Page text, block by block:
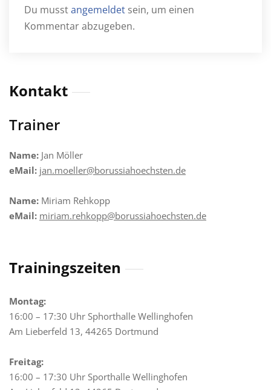
Du musstangemeldet sein, um einen
Kommentar abzugeben.
Kontakt
Trainer
Name: Jan Möller
eMail: jan.moeller@borussiahoechsten.de
Name: Miriam Rehkopp
eMail: miriam.rehkopp@borussiahoechsten.de
Trainingszeiten
Montag:
16:00 – 17:30 Uhr Sphorthalle Wellinghofen
Am Lieberfeld 13, 44265 Dortmund
Freitag:
16:00 – 17:30 Uhr Sporthalle Wellinghofen